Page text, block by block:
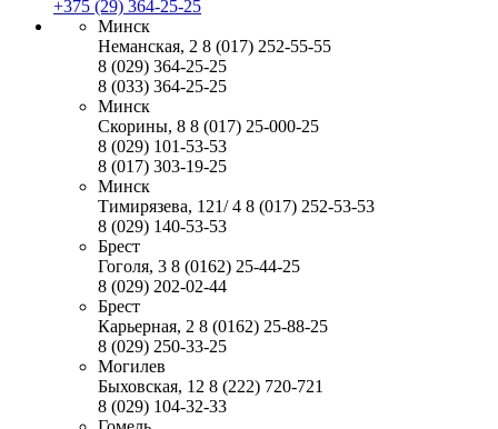
+375 (29) 364-25-25
Минск
Неманская, 2 8 (017) 252-55-55
8 (029) 364-25-25
8 (033) 364-25-25
Минск
Скорины, 8 8 (017) 25-000-25
8 (029) 101-53-53
8 (017) 303-19-25
Минск
Тимирязева, 121/ 4 8 (017) 252-53-53
8 (029) 140-53-53
Брест
Гоголя, 3 8 (0162) 25-44-25
8 (029) 202-02-44
Брест
Карьерная, 2 8 (0162) 25-88-25
8 (029) 250-33-25
Могилев
Быховская, 12 8 (222) 720-721
8 (029) 104-32-33